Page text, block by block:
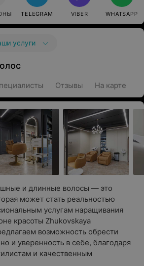
TELEGRAM VIBER WHATSAPP
услуги
Отзывы На карте
и длинные волосы — это
может стать реальностью
услугам наращивания
красоты Zhukovskaya
возможность обрести
и уверенность в себе, благодаря
и качественным